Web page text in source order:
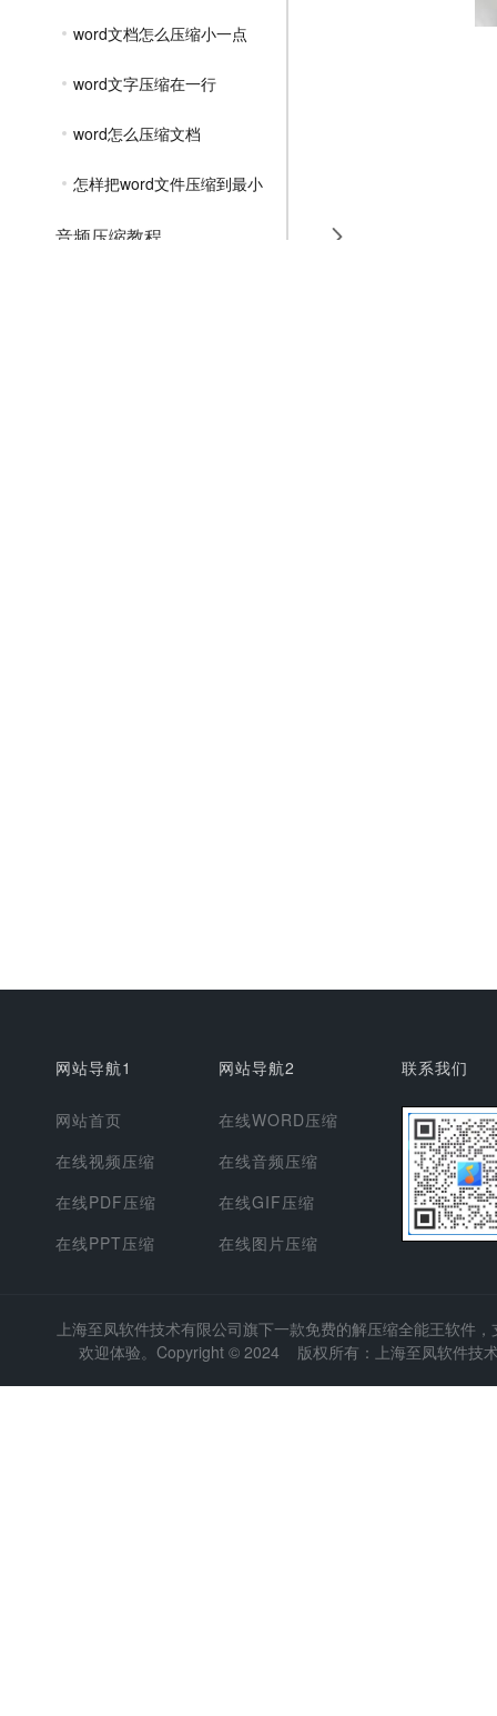
word文档怎么压缩小一点
word文字压缩在一行
word怎么压缩文档
怎样把word文件压缩到最小
音频压缩教程
网站导航1
网站首页
在线视频压缩
在线PDF压缩
在线PPT压缩
网站导航2
在线WORD压缩
在线音频压缩
在线GIF压缩
在线图片压缩
联系我们
上海至凤软件技术有限公司旗下一款免费的解压缩全能王软件
欢迎体验。Copyright © 2024 版权所有：上海至凤软件技